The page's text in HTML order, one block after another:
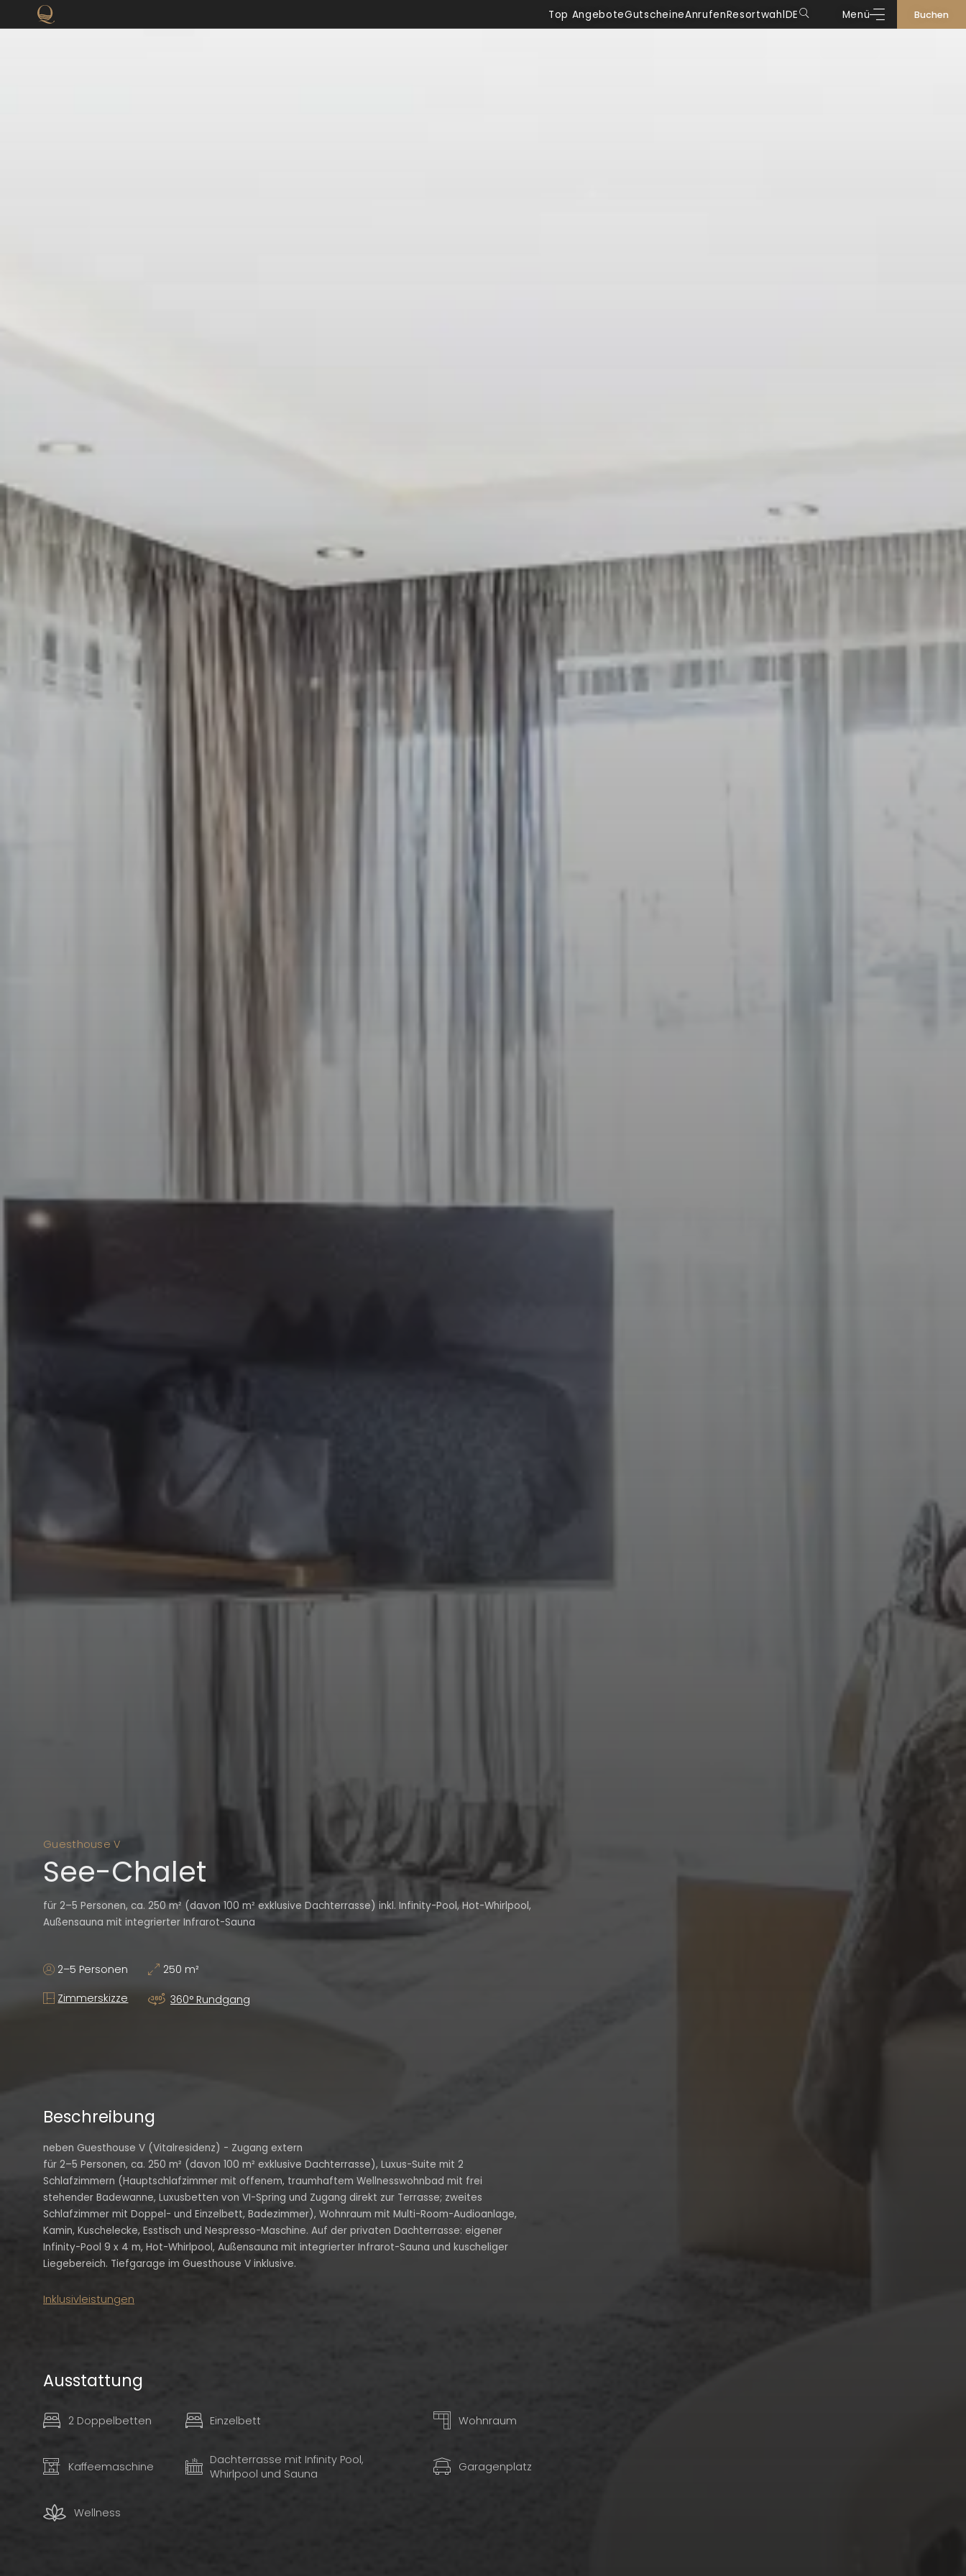
Top AngeboteGutscheineAnrufenResortwahlDE Menü Buchen
Guesthouse V
See-Chalet
für 2–5 Personen, ca. 250 m² (davon 100 m² exklusive Dachterrasse) inkl. Infinity-Pool, Hot-Whirlpool,
Außensauna mit integrierter Infrarot-Sauna
2–5 Personen
250 m²
Zimmerskizze
360° Rundgang
Beschreibung
neben Guesthouse V (Vitalresidenz) - Zugang extern
für 2–5 Personen, ca. 250 m² (davon 100 m² exklusive Dachterrasse), Luxus-Suite mit 2
Schlafzimmern (Hauptschlafzimmer mit offenem, traumhaftem Wellnesswohnbad mit frei
stehender Badewanne, Luxusbetten von VI-Spring und Zugang direkt zur Terrasse; zweites
Schlafzimmer mit Doppel- und Einzelbett, Badezimmer), Wohnraum mit Multi-Room-Audioanlage,
Kamin, Kuschelecke, Esstisch und Nespresso-Maschine. Auf der privaten Dachterrasse: eigener
Infinity-Pool 9 x 4 m, Hot-Whirlpool, Außensauna mit integrierter Infrarot-Sauna und kuscheliger
Liegebereich. Tiefgarage im Guesthouse V inklusive.
Inklusivleistungen
Ausstattung
2 Doppelbetten Einzelbett Wohnraum
Kaffeemaschine
Dachterrasse mit Infinity Pool,
Whirlpool und Sauna
Garagenplatz
Wellness